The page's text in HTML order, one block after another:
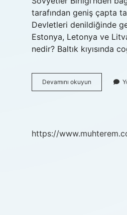
tarafından geniş çapta
Devletleri denildiğinde
Estonya, Letonya ve
nedir? Baltık kıyısında
Devamını okuyun
Ülkeleri
https://